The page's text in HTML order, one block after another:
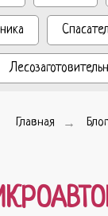
Главная → Блог